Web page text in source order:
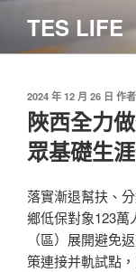
主
TES LIFE
發
佈
於
2024 年 12 月 26 日 作
陜西全力
眾基礎生
落實漸退幫扶、
鄉低保對象123萬
（區）展開避免
策連接并軌試點